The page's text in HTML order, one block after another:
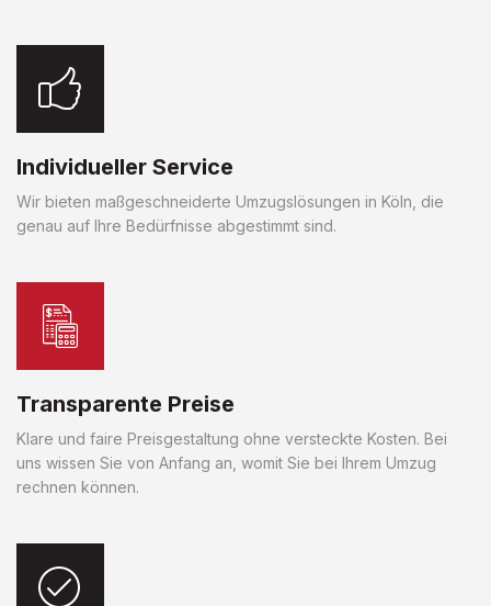
Individueller Service
Wir bieten maßgeschneiderte Umzugslösungen in Köln, die
genau auf Ihre Bedürfnisse abgestimmt sind.
Transparente Preise
Klare und faire Preisgestaltung ohne versteckte Kosten. Bei
uns wissen Sie von Anfang an, womit Sie bei Ihrem Umzug
rechnen können.